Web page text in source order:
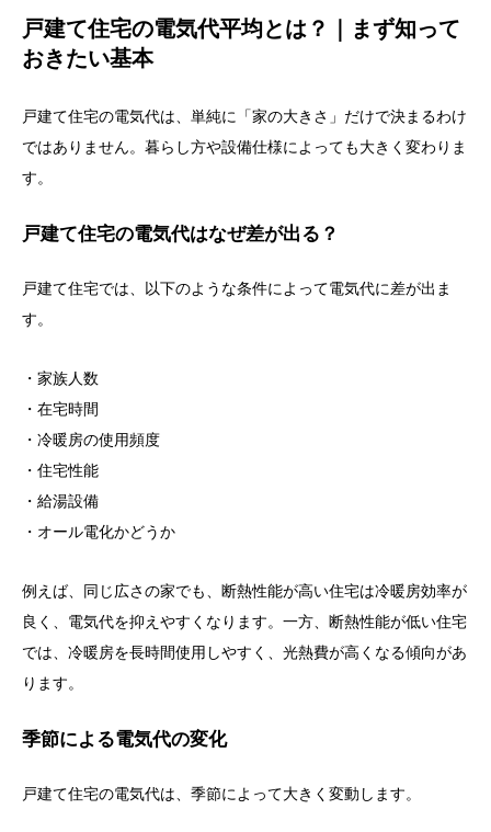
戸建て住宅の電気代平均とは？｜まず知って
おきたい基本
戸建て住宅の電気代は、単純に「家の大きさ」だけで決まるわけ
ではありません。暮らし方や設備仕様によっても大きく変わりま
す。
戸建て住宅の電気代はなぜ差が出る？
戸建て住宅では、以下のような条件によって電気代に差が出ま
す。
・家族人数
・在宅時間
・冷暖房の使用頻度
・住宅性能
・給湯設備
・オール電化かどうか
例えば、同じ広さの家でも、断熱性能が高い住宅は冷暖房効率が
良く、電気代を抑えやすくなります。一方、断熱性能が低い住宅
では、冷暖房を長時間使用しやすく、光熱費が高くなる傾向があ
ります。
季節による電気代の変化
戸建て住宅の電気代は、季節によって大きく変動します。